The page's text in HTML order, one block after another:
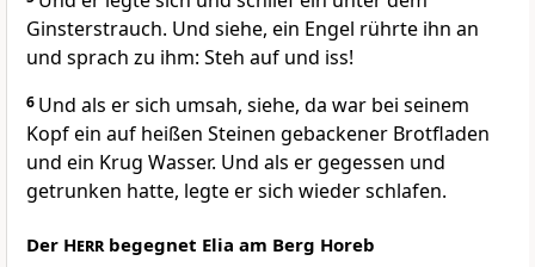
Ginsterstrauch. Und siehe, ein Engel rührte ihn an
und sprach zu ihm: Steh auf und iss!
6 Und als er sich umsah, siehe, da war bei seinem
Kopf ein auf heißen Steinen gebackener Brotfladen
und ein Krug Wasser. Und als er gegessen und
getrunken hatte, legte er sich wieder schlafen.
Der Herrbegegnet Elia am Berg Horeb